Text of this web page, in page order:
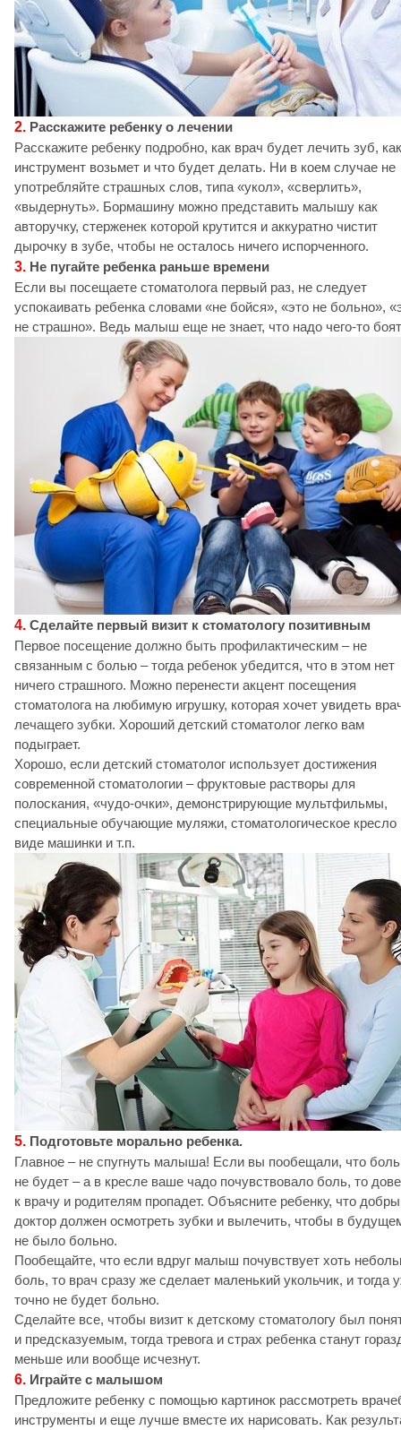
2. Расскажите ребенку о лечении
Расскажите ребенку подробно, как врач будет лечить зуб,
инструмент возьмет и что будет делать. Ни в коем случае не
употребляйте страшных слов, типа «укол», «сверлить»,
«выдернуть». Бормашину можно представить малышу как
авторучку, стерженек которой крутится и аккуратно чистит
дырочку в зубе, чтобы не осталось ничего испорченного.
3. Не пугайте ребенка раньше времени
Если вы посещаете стоматолога первый раз, не следует
успокаивать ребенка словами «не бойся», «это не больно»,
не страшно». Ведь малыш еще не знает, что надо чего-то
4. Сделайте первый визит к стоматологу позитивным
Первое посещение должно быть профилактическим – не
связанным с болью – тогда ребенок убедится, что в этом нет
ничего страшного. Можно перенести акцент посещения
стоматолога на любимую игрушку, которая хочет увидеть
лечащего зубки. Хороший детский стоматолог легко вам
подыграет.
Хорошо, если детский стоматолог использует достижения
современной стоматологии – фруктовые растворы для
полоскания, «чудо-очки», демонстрирующие мультфильмы,
специальные обучающие муляжи, стоматологическое кресло
виде машинки и т.п.
5. Подготовьте морально ребенка.
Главное – не спугнуть малыша! Если вы пообещали, что
не будет – а в кресле ваше чадо почувствовало боль, то
к врачу и родителям пропадет. Объясните ребенку, что
доктор должен осмотреть зубки и вылечить, чтобы в
не было больно.
Пообещайте, что если вдруг малыш почувствует хоть
боль, то врач сразу же сделает маленький укольчик, и тогда
точно не будет больно.
Сделайте все, чтобы визит к детскому стоматологу был
и предсказуемым, тогда тревога и страх ребенка станут
меньше или вообще исчезнут.
6. Играйте с малышом
Предложите ребенку с помощью картинок рассмотреть
инструменты и еще лучше вместе их нарисовать. Как